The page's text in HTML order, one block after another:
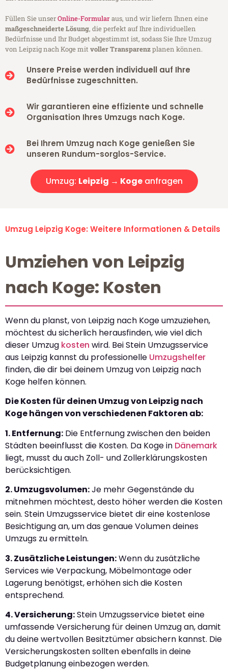
Füllen Sie unserOnline-Formularaus, und wir liefern Ihnen eine
maßgeschneiderte Lösung, die perfekt auf Ihre individuellen
Bedürfnisse und Ihr Budget abgestimmt ist, sodass Sie Ihre Umzug
von Leipzig nach Koge mitvoller Transparenzplanen können.
Unsere Preise werden individuell auf Ihre
Bedürfnisse zugeschnitten.
Wir garantieren eine effiziente und schnelle
Organisation Ihres Umzugs nach Koge.
Bei Ihrem Umzug nach Koge genießen Sie
unseren Rundum-sorglos-Service.
Umzug: Leipzig → Kogeanfragen
Umzug Leipzig Koge: Weitere Informationen & Details
Umziehen von Leipzig
nach Koge: Kosten
Wenn du planst, von Leipzig nach Koge umzuziehen,
möchtest du sicherlich herausfinden, wie viel dich
dieser Umzug kosten wird. Bei Stein Umzugsservice
aus Leipzig kannst du professionelle Umzugshelfer
finden, die dir bei deinem Umzug von Leipzig nach
Koge helfen können.
Die Kosten für deinen Umzug von Leipzig nach
Koge hängen von verschiedenen Faktoren ab:
1. Entfernung: Die Entfernung zwischen den beiden
Städten beeinflusst die Kosten. Da Koge in Dänemark
liegt, musst du auch Zoll- und Zollerklärungskosten
berücksichtigen.
2. Umzugsvolumen:Je mehr Gegenstände du
mitnehmen möchtest, desto höher werden die Kosten
sein. Stein Umzugsservice bietet dir eine kostenlose
Besichtigung an, um das genaue Volumen deines
Umzugs zu ermitteln.
3. Zusätzliche Leistungen:Wenn du zusätzliche
Services wie Verpackung, Möbelmontage oder
Lagerung benötigst, erhöhen sich die Kosten
entsprechend.
4. Versicherung:Stein Umzugsservice bietet eine
umfassende Versicherung für deinen Umzug an, damit
du deine wertvollen Besitztümer absichern kannst. Die
Versicherungskosten sollten ebenfalls in deine
Budgetplanung einbezogen werden.